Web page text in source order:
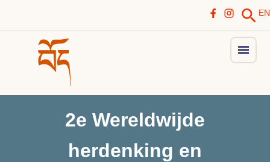
EN
2e Wereldwijde
herdenking en